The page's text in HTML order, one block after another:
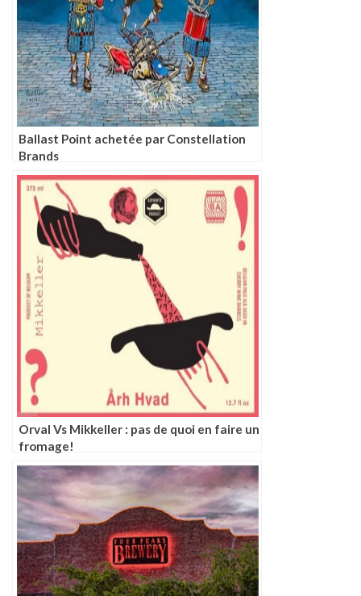
Ballast Point achetée par Constellation
Brands
Orval Vs Mikkeller : pas de quoi en faire un
fromage!